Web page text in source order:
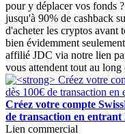
pour y déplacer vos fonds
jusqu'à 90% de cashback
d'acheter les cryptos
bien évidemment
affilié JDC via notre lien
vous attendent tout au
Créez votre compte
de transaction en
Lien commercial